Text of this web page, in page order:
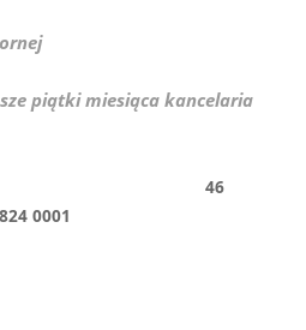
piątki miesiąca kancelaria
PBS: 46
0001